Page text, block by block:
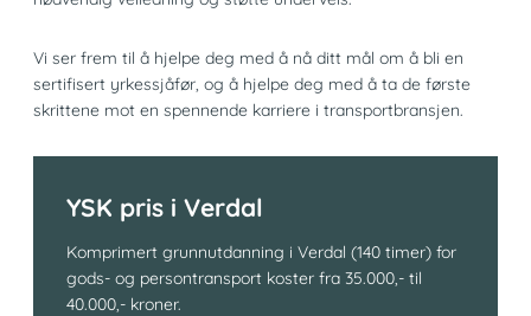
Vi ser frem til å hjelpe deg med å nå ditt mål om å bli en
sertifisert yrkessjåfør, og å hjelpe deg med å ta de første
skrittene mot en spennende karriere i transportbransjen.
YSK pris i Verdal
Komprimert grunnutdanning i Verdal (140 timer) for
gods- og persontransport koster fra 35.000,- til
40.000,- kroner.